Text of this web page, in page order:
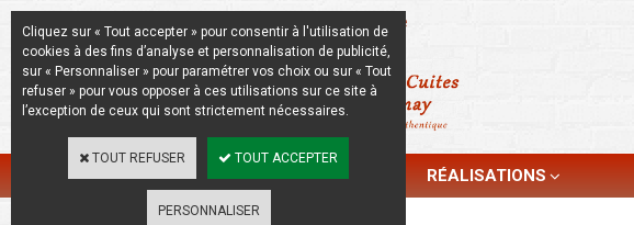
La Beauté de l'Authentique
CATALOGUE RÉALISATIONS
Cliquez sur « Tout accepter » pour consentir à l'utilisation de
cookies à des fins d’analyse et personnalisation de publicité,
sur « Personnaliser » pour paramétrer vos choix ou sur « Tout
refuser » pour vous opposer à ces utilisations sur ce site à
l’exception de ceux qui sont strictement nécessaires.
TOUT REFUSER TOUT ACCEPTER
PERSONNALISER